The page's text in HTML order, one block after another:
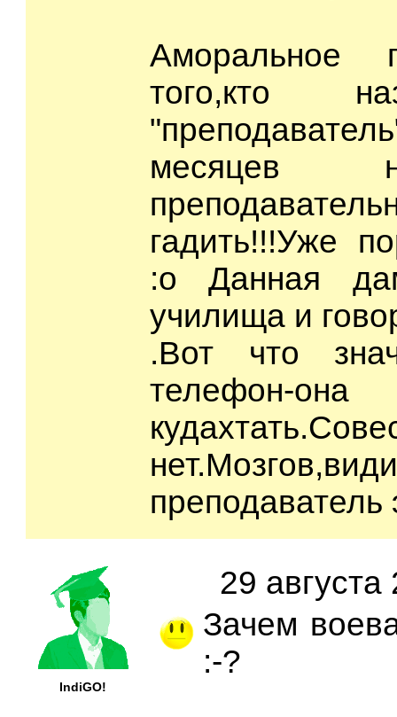
Аморальное
того,кто
месяцев
гадить!!!Уже
:o Данная
училища и
.Вот что
телефон-
преподаватель
IndiGO!
29
Зачем
:-?